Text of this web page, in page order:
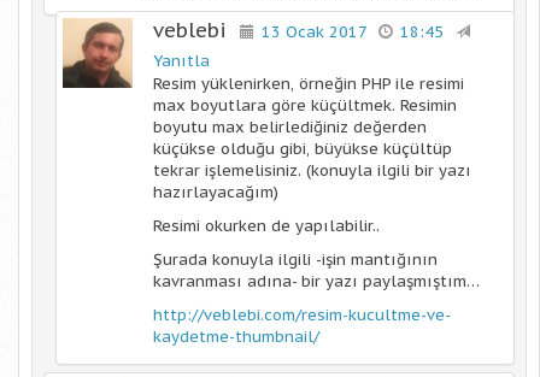
veblebi 13 Ocak 2017
18:45
Yanıtla
Resim yüklenirken, örneğin PHP ile resimi
max boyutlara göre küçültmek. Resimin
boyutu max belirlediğiniz değerden
küçükse olduğu gibi, büyükse küçültüp
tekrar işlemelisiniz. (konuyla ilgili bir yazı
hazırlayacağım)
Resimi okurken de yapılabilir..
Şurada konuyla ilgili -işin mantığının
kavranması adına- bir yazı paylaşmıştım…
http://veblebi.com/resim-kucultme-ve-
kaydetme-thumbnail/